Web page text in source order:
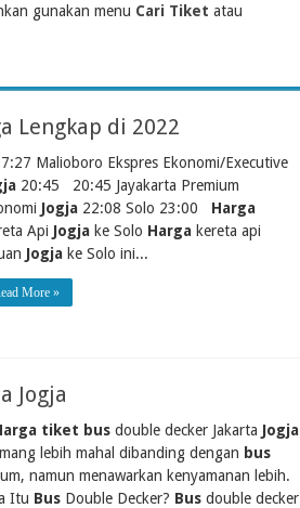
gunakan menu Cari Tiket atau
Lengkap di 2022
Malioboro Ekspres Ekonomi/Executive
20:45 20:45 Jayakarta Premium
Jogja22:08 Solo 23:00 Harga
Api Jogjake Solo Hargakereta api
Jogjake Solo ini...
More »
Jogja
tiket busdouble decker Jakarta Jogja
lebih mahal dibanding dengan bus
namun menawarkan kenyamanan lebih.
Itu BusDouble Decker? Busdouble decker